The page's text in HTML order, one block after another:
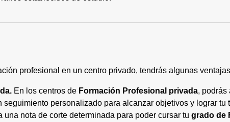
profesional en un centro privado, tendrás algunas
En los centros de Formación Profesional privada, podrás
seguimiento personalizado para alcanzar objetivos y lograr tu
una nota de corte determinada para poder cursar tu grado de